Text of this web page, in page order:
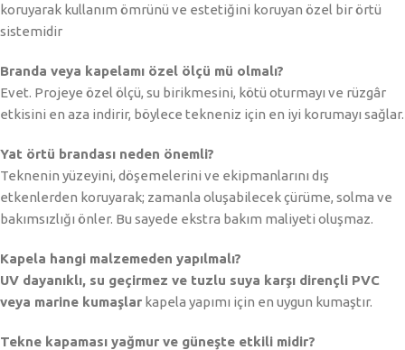
koruyarak kullanım ömrünü ve estetiğini koruyan özel bir örtü
sistemidir
Branda veya kapelamı özel ölçü mü olmalı?
Evet. Projeye özel ölçü, su birikmesini, kötü oturmayı ve rüzgâr
etkisini en aza indirir, böylece tekneniz için en iyi korumayı sağlar.
Yat örtü brandası neden önemli?
Teknenin yüzeyini, döşemelerini ve ekipmanlarını dış
etkenlerden koruyarak; zamanla oluşabilecek çürüme, solma ve
bakımsızlığı önler. Bu sayede ekstra bakım maliyeti oluşmaz.
Kapela hangi malzemeden yapılmalı?
UV dayanıklı, su geçirmez ve tuzlu suya karşı dirençli PVC
veya marine kumaşlar kapela yapımı için en uygun kumaştır.
Tekne kapaması yağmur ve güneşte etkili midir?